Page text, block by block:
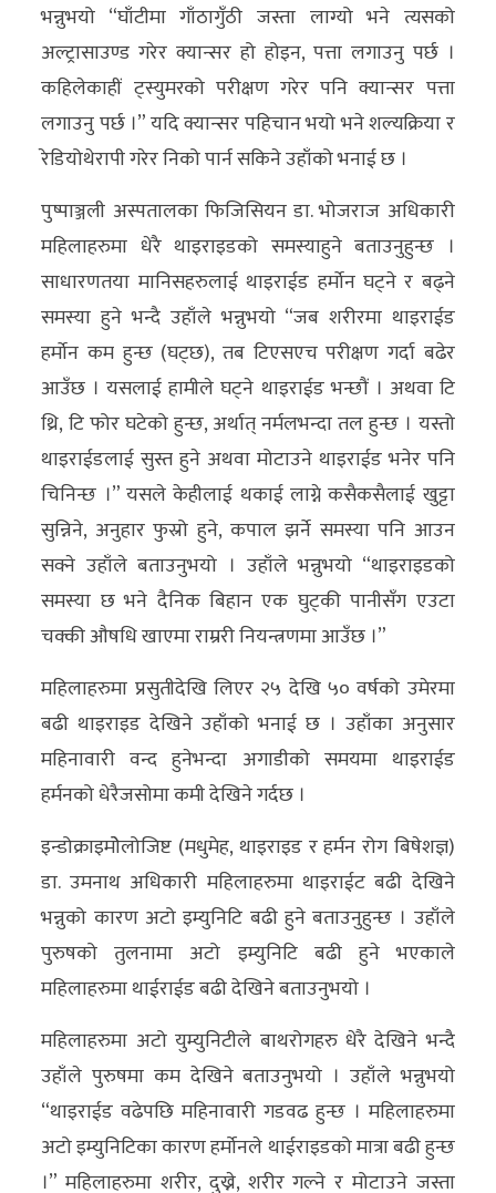
भन्नुभयो “घाँटीमा गाँठागुँठी जस्ता लाग्यो भने त्यसको
अल्ट्रासाउण्ड गरेर क्यान्सर हो होइन, पत्ता लगाउनु पर्छ ।
कहिलेकाहीं ट्स्युमरको परीक्षण गरेर पनि क्यान्सर पत्ता
लगाउनु पर्छ ।” यदि क्यान्सर पहिचान भयो भने शल्यक्रिया र
रेडियोथेरापी गरेर निको पार्न सकिने उहाँको भनाई छ ।
पुष्पाञ्जली अस्पतालका फिजिसियन डा. भोजराज अधिकारी
महिलाहरुमा धेरै थाइराइडको समस्याहुने बताउनुहुन्छ ।
साधारणतया मानिसहरुलाई थाइराईड हर्माेन घट्ने र बढ्ने
समस्या हुने भन्दै उहाँले भन्नुभयो “जब शरीरमा थाइराईड
हर्माेन कम हुन्छ (घट्छ), तब टिएसएच परीक्षण गर्दा बढेर
आउँछ । यसलाई हामीले घट्ने थाइराईड भन्छौं । अथवा टि
थ्रि, टि फोर घटेको हुन्छ, अर्थात् नर्मलभन्दा तल हुन्छ । यस्तो
थाइराईडलाई सुस्त हुने अथवा मोटाउने थाइराईड भनेर पनि
चिनिन्छ ।” यसले केहीलाई थकाई लाग्ने कसैकसैलाई खुट्टा
सुन्निने, अनुहार फुस्रो हुने, कपाल झर्ने समस्या पनि आउन
सक्ने उहाँले बताउनुभयो । उहाँले भन्नुभयो “थाइराइडको
समस्या छ भने दैनिक बिहान एक घुट्की पानीसँग एउटा
चक्की औषधि खाएमा राम्ररी नियन्त्रणमा आउँछ ।”
महिलाहरुमा प्रसुतीदेखि लिएर २५ देखि ५० वर्षको उमेरमा
बढी थाइराइड देखिने उहाँको भनाई छ । उहाँका अनुसार
महिनावारी वन्द हुनेभन्दा अगाडीको समयमा थाइराईड
हर्मनको धेरैजसोमा कमी देखिने गर्दछ ।
इन्डोक्राइमोेलोजिष्ट (मधुमेह, थाइराइड र हर्मन रोग बिषेशज्ञ)
डा. उमनाथ अधिकारी महिलाहरुमा थाइराईट बढी देखिने
भन्नुको कारण अटो इम्युनिटि बढी हुने बताउनुहुन्छ । उहाँले
पुरुषको तुलनामा अटो इम्युनिटि बढी हुने भएकाले
महिलाहरुमा थाईराईड बढी देखिने बताउनुभयो ।
महिलाहरुमा अटो युम्युनिटीले बाथरोगहरु धेरै देखिने भन्दै
उहाँले पुरुषमा कम देखिने बताउनुभयो । उहाँले भन्नुभयो
“थाइराईड वढेपछि महिनावारी गडवढ हुन्छ । महिलाहरुमा
अटो इम्युनिटिका कारण हर्मोनले थाईराइडको मात्रा बढी हुन्छ
।” महिलाहरुमा शरीर, दुख्ने, शरीर गल्ने र मोटाउने जस्ता